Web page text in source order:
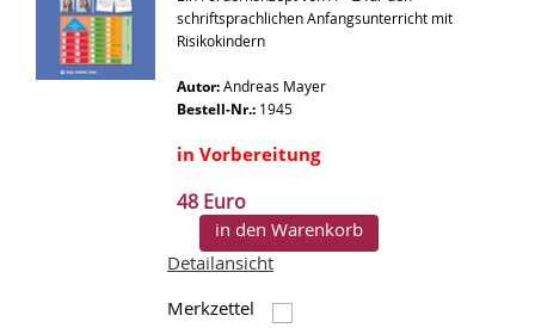
schriftsprachlichen Anfangsunterricht mit
Risikokindern
Autor: Andreas Mayer
Bestell-Nr.: 1945
in Vorbereitung
48 Euro
in den Warenkorb
Detailansicht
Merkzettel